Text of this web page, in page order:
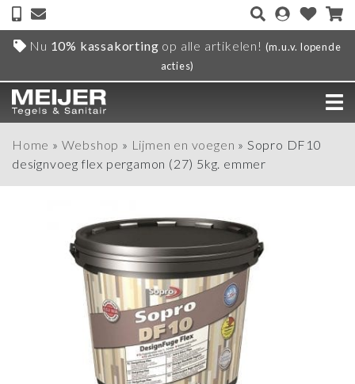
Nu 10% kassakorting op alle artikelen! (m.u.v. lopende
acties)
Home » Webshop » Lijmen en voegen » Sopro DF10
designvoeg flex pergamon (27) 5kg. emmer